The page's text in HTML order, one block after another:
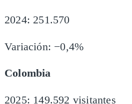
2024: 251.570
Variación: −0,4%
Colombia
2025: 149.592 visitantes